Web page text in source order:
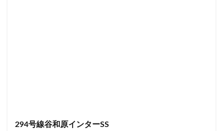
294号線谷和原インターSS